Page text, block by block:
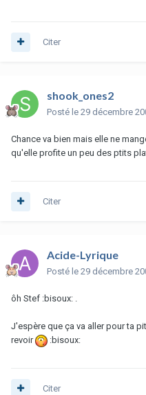
Citer
shook_ones2
Posté le 29 décembre
Chance va bien mais elle ne
qu'elle profite un peu des ptits
Citer
Acide-Lyrique
Posté le 29 décembre
ôh Stef :bisoux: .
J'espère que ça va aller pour ta
revoir
:bisoux:
Citer